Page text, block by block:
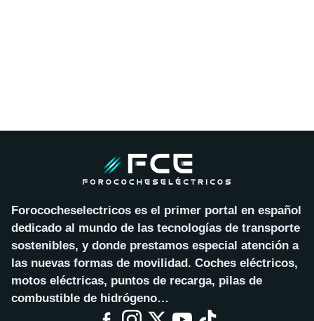
Forococheselectricos es el primer portal en español
dedicado al mundo de las tecnologías de transporte
sostenibles, y donde prestamos especial atención a
las nuevas formas de movilidad. Coches eléctricos,
motos eléctricas, puntos de recarga, pilas de
combustible de hidrógeno…